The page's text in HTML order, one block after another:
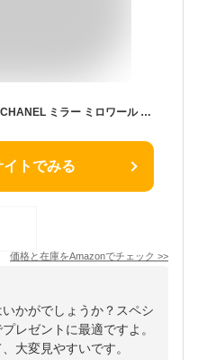
[ラッピング・紙袋付き】シャネル CHANEL ミラー ミロワール ドゥーブル ファセット スペシャルデザインBOX 誕生日プレゼント
トでみる
価格と在庫をAmazonでチェック >>
かがでしょうか？スペシ
レゼントに最適ですよ。
大変見やすいです。